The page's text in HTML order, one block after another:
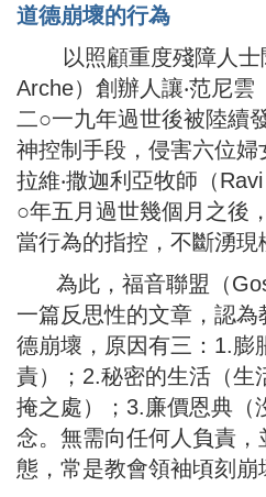
道德崩壞的行為
以照顧重度殘障人士
Arche）創辦人讓‧范尼雲
二○一九年過世後被陸續
神控制手段，侵害六位
拉維‧撒迦利亞牧師（
○年五月過世幾個月之後
當行為的指控，不斷湧現
為此，福音聯盟（
一篇反思性的文章，認
德崩壞，原因有三：1.膨
責）；2.秘密的生活（生
掩之處）；3.廉價恩典（
念。無需向任何人負責
態，常是教會領袖頃刻崩